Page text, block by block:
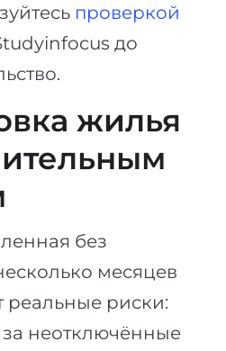
проверкой
до
жилья
без
месяцев
реальные риски:
за неотключённые